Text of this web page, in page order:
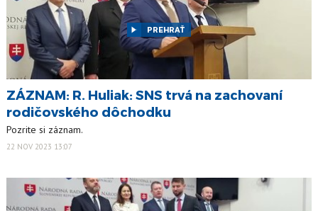
PREHRAŤ
ZÁZNAM: R. Huliak: SNS trvá na zachovaní
rodičovského dôchodku
Pozrite si záznam.
22 NOV 2023 13:07